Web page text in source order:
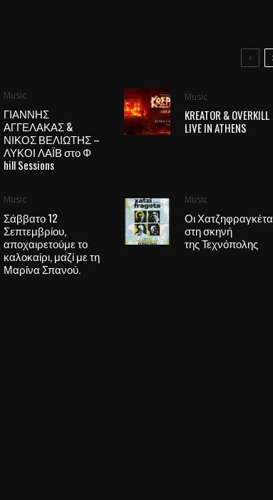
Music
ΓΙΑΝΝΗΣ
ΑΓΓΕΛΑΚΑΣ &
ΝΙΚΟΣ ΒΕΛΙΩΤΗΣ –
ΛΥΚΟΙ ΛΑΪΒ στο Φ
hill Sessions
Music
KREATOR & OVERKILL
LIVE IN ATHENS
Music
Σάββατο 12
Σεπτεμβρίου,
αποχαιρετούμε το
καλοκαίρι, μαζί με τη
Μαρίνα Σπανού.
Music
Οι Χατζηφραγκέτα
στη σκηνή
της Τεχνόπολης